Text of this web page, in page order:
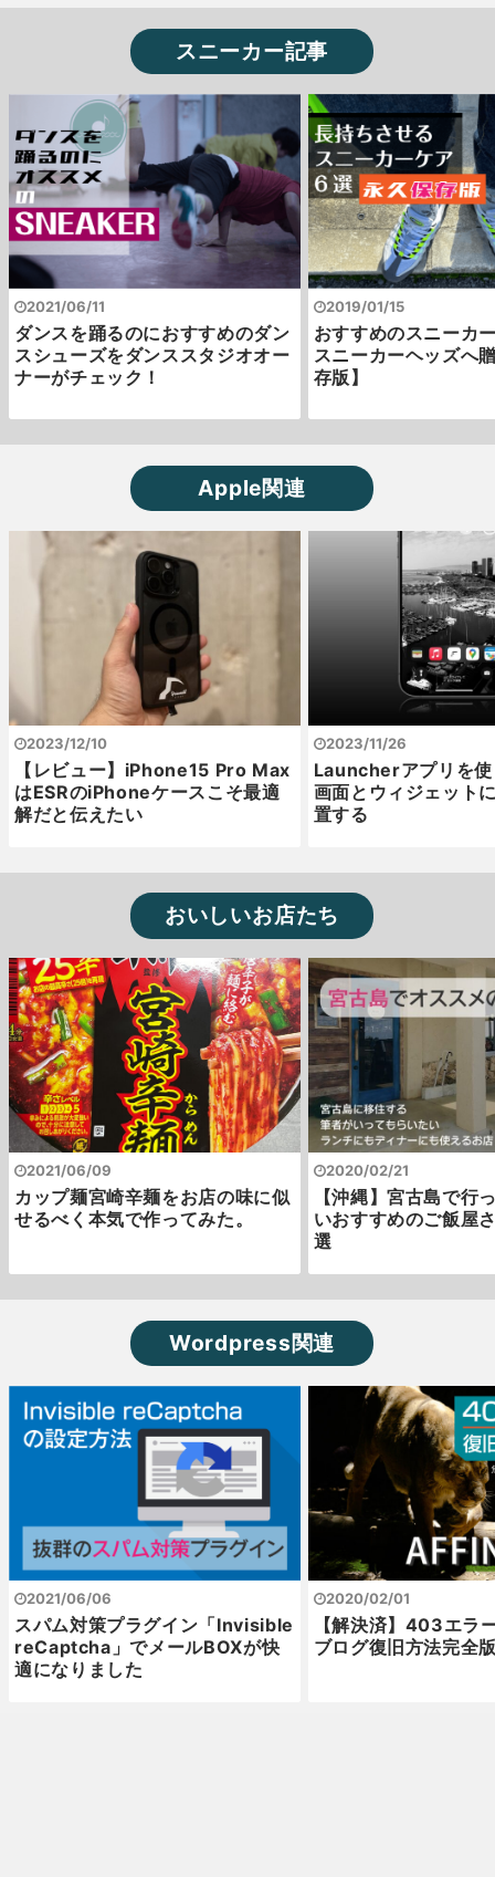
スニーカー記事
2021/06/11
ダンスを踊るのにおすすめのダン
スシューズをダンススタジオオー
ナーがチェック！
2019/01/15
おすすめのスニーカ
スニーカーヘッズへ
存版】
Apple関連
2023/12/10
【レビュー】iPhone15 Pro Max
はESRのiPhoneケースこそ最適
解だと伝えたい
2023/11/26
Launcherアプリを
画面とウィジェット
置する
おいしいお店たち
2021/06/09
カップ麺宮崎辛麺をお店の味に似
せるべく本気で作ってみた。
2020/02/21
【沖縄】宮古島で行
いおすすめのご飯屋
選
Wordpress関連
2021/06/06
スパム対策プラグイン「Invisible
reCaptcha」でメールBOXが快
適になりました
2020/02/01
【解決済】403エラ
ブログ復旧方法完全